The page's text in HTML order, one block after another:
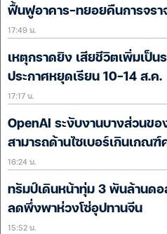
ฟื้นฟูอาคาร-ทยอยคืนการจรา
17:49 น.
เหตุกราดยิง เสียชีวิตเพิ่มเป็
ประกาศหยุดเรียน 10-14 ส.ค.
17:17 น.
OpenAI ระงับงานบางส่วนข
สามารถด้านไซเบอร์เกินเกณ
16:24 น.
ทรัมป์เดินหน้าทุ่ม 3 พันล้านด
ลดพึ่งพาห่วงโซ่อุปทานจีน
15:52 น.